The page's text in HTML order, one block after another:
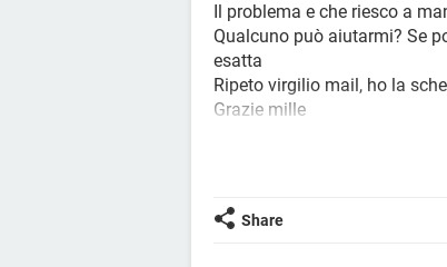
Il problema e che riesco a
Qualcuno può aiutarmi? Se
esatta
Ripeto virgilio mail, ho la
Grazie mille
Share